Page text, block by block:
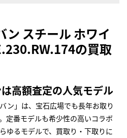
ン スチール ホワイ
の買取
高額査定の人気モデル
ン」は、宝石広場でも長年お取り
定番モデルも希少性の高いコラボ
ゆるモデルで、買取り・下取りに